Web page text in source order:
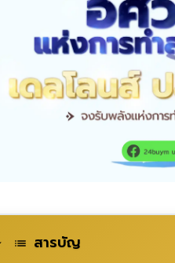
สารบัญ